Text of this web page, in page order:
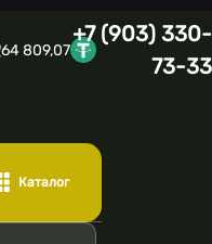
64 809,07
+7 (903) 330-
73-33
Каталог